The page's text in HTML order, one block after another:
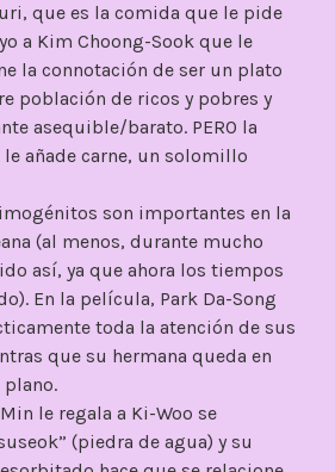
que es la comida que le pide
a Kim Choong-Sook que le
la connotación de ser un plato
población de ricos y pobres y
asequible/barato. PERO la
añade carne, un solomillo
son importantes en la
(al menos, durante mucho
así, ya que ahora los tiempos
En la película, Park Da-Song
toda la atención de sus
que su hermana queda en
le regala a Ki-Woo se
(piedra de agua) y su